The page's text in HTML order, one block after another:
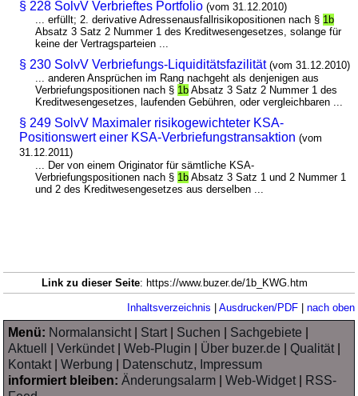
§ 228 SolvV Verbrieftes Portfolio (vom 31.12.2010)
... erfüllt; 2. derivative Adressenausfallrisikopositionen nach § 1b
Absatz 3 Satz 2 Nummer 1 des Kreditwesengesetzes, solange für
keine der Vertragsparteien ...
§ 230 SolvV Verbriefungs-Liquiditätsfazilität (vom 31.12.2010)
... anderen Ansprüchen im Rang nachgeht als denjenigen aus
Verbriefungspositionen nach § 1b Absatz 3 Satz 2 Nummer 1 des
Kreditwesengesetzes, laufenden Gebühren, oder vergleichbaren ...
§ 249 SolvV Maximaler risikogewichteter KSA-
Positionswert einer KSA-Verbriefungstransaktion (vom
31.12.2011)
... Der von einem Originator für sämtliche KSA-
Verbriefungspositionen nach § 1b Absatz 3 Satz 1 und 2 Nummer 1
und 2 des Kreditwesengesetzes aus derselben ...
Link zu dieser Seite: https://www.buzer.de/1b_KWG.htm
Inhaltsverzeichnis | Ausdrucken/PDF| nach oben
Menü: Normalansicht| Start| Suchen Sachgebiete
Aktuell
|Verkündet|Web-Plugin Über buzer.de |Qualität|
Kontakt|Werbung
Datenschutz, Impressum
informiert bleiben: Änderungsalarm |Web-Widget|
RSS-